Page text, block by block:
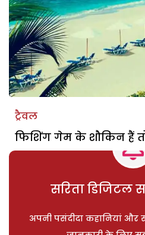
ट्रैवल
फिशिंग गेम के शौकिन हैं
सरिता डिजिटल
अपनी पसंदीदा कहानियां और